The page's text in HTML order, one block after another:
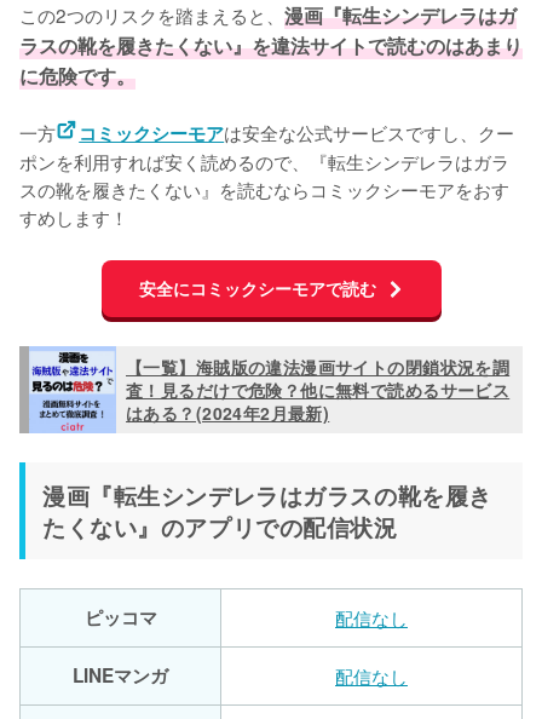
この2つのリスクを踏まえると、 漫画『転生シンデレラはガ
ラスの靴を履きたくない』を違法サイトで読むのはあまり
に危険です。
一方 コミックシーモアは安全な公式サービスですし、クー
ポンを利用すれば安く読めるので、『転生シンデレラはガラ
スの靴を履きたくない』を読むならコミックシーモアをおす
すめします！
安全にコミックシーモアで読む
【一覧】海賊版の違法漫画サイトの閉鎖状況を調
査！見るだけで危険？他に無料で読めるサービス
はある？(2024年2月最新)
漫画『転生シンデレラはガラスの靴を履き
たくない』のアプリでの配信状況
ピッコマ 配信なし
LINEマンガ 配信なし